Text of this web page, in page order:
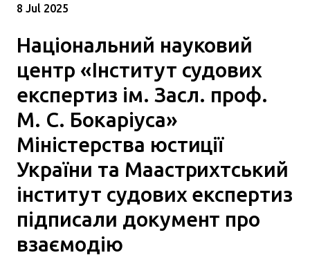
8 Jul 2025
Національний науковий
центр «Інститут судових
експертиз ім. Засл. проф.
М. С. Бокаріуса»
Міністерства юстиції
України та Маастрихтський
інститут судових експертиз
підписали документ про
взаємодію